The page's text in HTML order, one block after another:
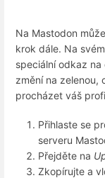
Na Mastodon
krok dále. Na
speciální odkaz
změní na zelenou,
procházet váš
Přihlaste se
serveru
Přejděte na
Zkopírujte a